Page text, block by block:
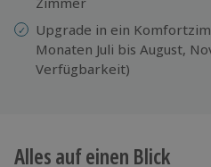
Upgrade in ein
Monaten Juli bis August,
Verfügbarkeit)
Alles auf einen Blick